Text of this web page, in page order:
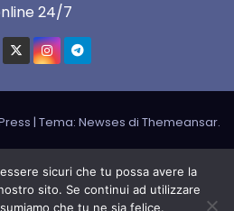
24/7
| Tema: Newses di Themeansar.
Il mio account
sicuri che tu possa avere la
sito. Se continui ad utilizzare
che tu ne sia felice.